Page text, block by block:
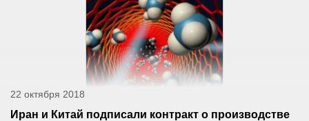
22 октября 2018
Иран и Китай подписали контракт о производстве